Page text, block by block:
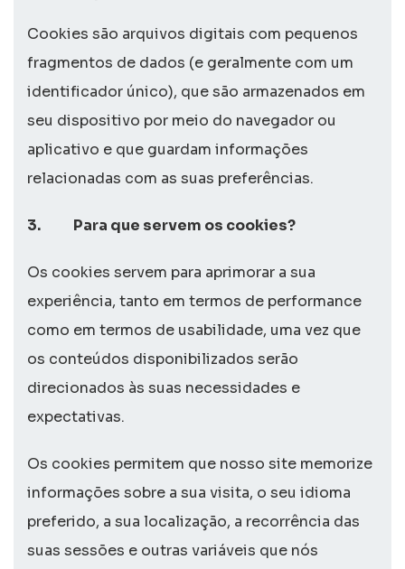
Cookies são arquivos digitais com pequenos
fragmentos de dados (e geralmente com um
identificador único), que são armazenados em
seu dispositivo por meio do navegador ou
aplicativo e que guardam informações
relacionadas com as suas preferências.
3. Para que servem os cookies?
Os cookies servem para aprimorar a sua
experiência, tanto em termos de performance
como em termos de usabilidade, uma vez que
os conteúdos disponibilizados serão
direcionados às suas necessidades e
expectativas.
Os cookies permitem que nosso site memorize
informações sobre a sua visita, o seu idioma
preferido, a sua localização, a recorrência das
suas sessões e outras variáveis que nós